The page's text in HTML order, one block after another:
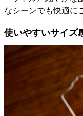
なシーンでも快適に
使いやすいサイズ